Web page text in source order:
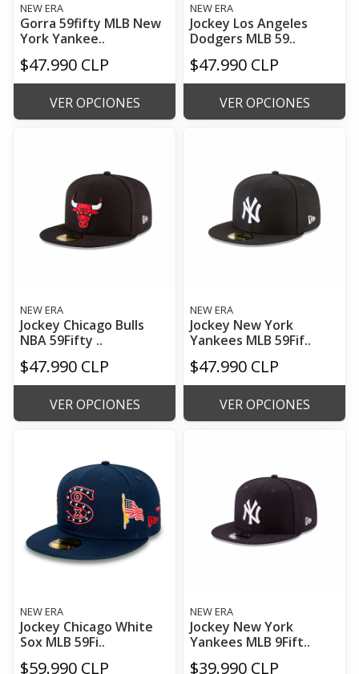
NEW ERA
Gorra 59fifty MLB New
York Yankee..
$47.990 CLP
VER OPCIONES
NEW ERA
Jockey Los Angeles
Dodgers MLB 59..
$47.990 CLP
VER OPCIONES
NEW ERA
Jockey Chicago Bulls
NBA 59Fifty ..
$47.990 CLP
VER OPCIONES
NEW ERA
Jockey New York
Yankees MLB 59Fif..
$47.990 CLP
VER OPCIONES
NEW ERA
Jockey Chicago White
Sox MLB 59Fi..
$59.990 CLP
NEW ERA
Jockey New York
Yankees MLB 9Fift..
$39.990 CLP